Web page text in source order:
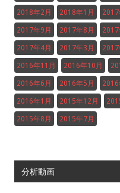
2018年2月 2018年1月 2017
2017年9月 2017年8月 2017
2017年4月 2017年3月 2017
2016年11月 2016年10月
2016年6月 2016年5月 2016
2016年1月 2015年12月
2015年8月 2015年7月
分析動画